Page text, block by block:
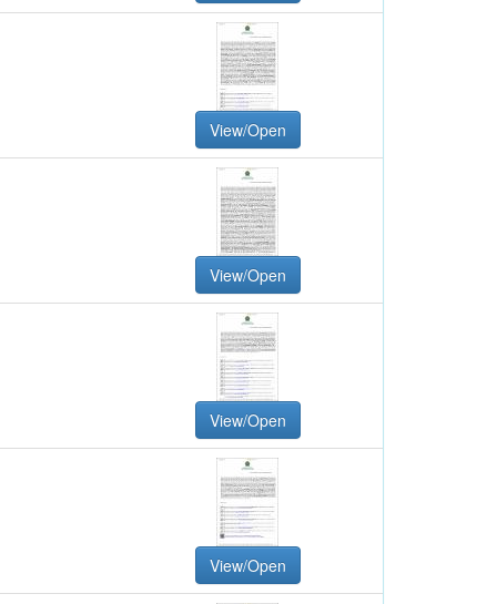
View/Open
View/Open
View/Open
View/Open